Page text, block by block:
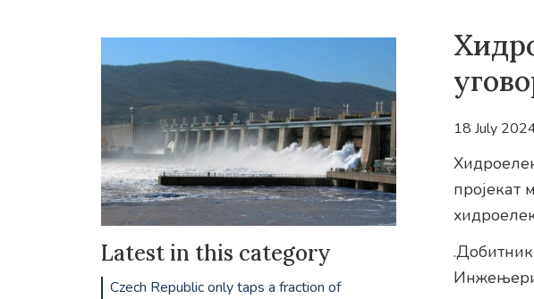
18 July
пројекат
Latest in this category
Czech Republic only taps a fraction of